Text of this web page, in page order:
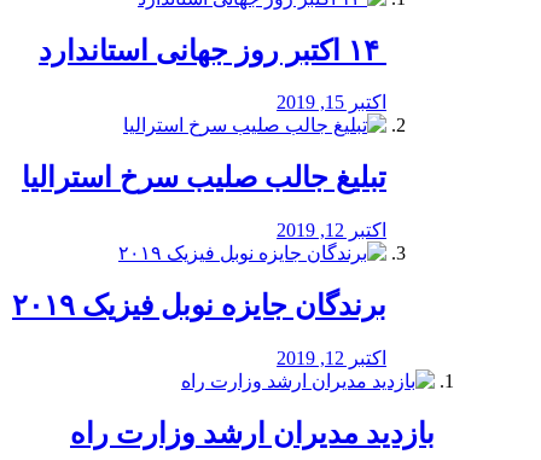
اکتبر 15, 2019
تبلیغ جالب صلیب سرخ استرالیا
اکتبر 12, 2019
برندگان جایزه نوبل فیزیک ۲۰۱۹
اکتبر 12, 2019
بازدید مدیران ارشد وزارت راه